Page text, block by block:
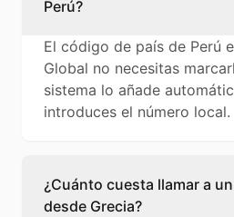
Perú?
El código de país de Perú
Global no necesitas
sistema lo añade
introduces el número local.
¿Cuánto cuesta llamar a
desde Grecia?